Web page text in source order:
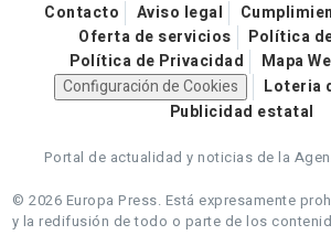
Contacto Aviso legal
Oferta de servicios
Política
Política de Privacidad
Mapa
Configuración de Cookies
Loteria
Publicidad estatal
Portal de actualidad y noticias de la
© 2026 Europa Press. Está expresamente
y la redifusión de todo o parte de los